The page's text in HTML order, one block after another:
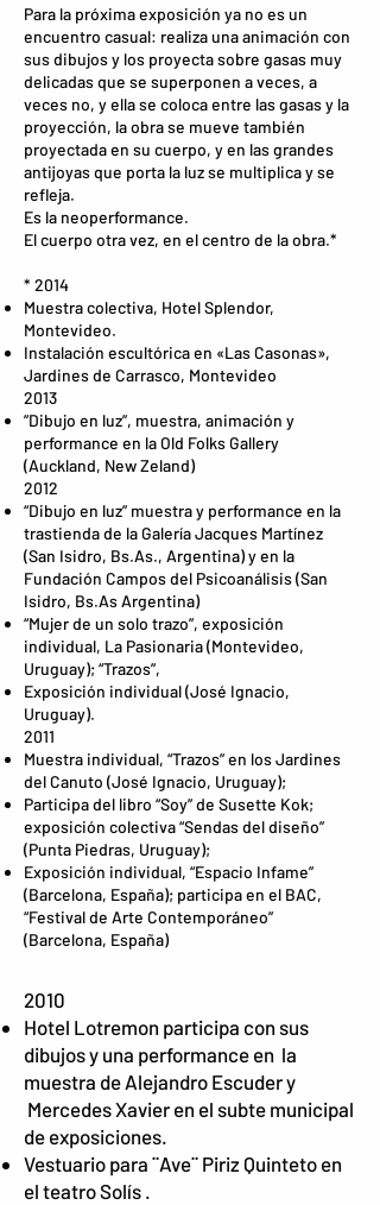
Para la próxima exposición ya no es un
encuentro casual: realiza una animación con
sus dibujos y los proyecta sobre gasas muy
delicadas que se superponen a veces, a
veces no, y ella se coloca entre las gasas y la
proyección, la obra se mueve también
proyectada en su cuerpo, y en las grandes
antijoyas que porta la luz se multiplica y se
refleja.
Es la neoperformance.
El cuerpo otra vez, en el centro de la obra.*
* 2014
Muestra colectiva, Hotel Splendor,
Montevideo.
Instalación escultórica en «Las Casonas»,
Jardines de Carrasco, Montevideo
2013
”Dibujo en luz”, muestra, animación y
performance en la Old Folks Gallery
(Auckland, New Zeland)
2012
“Dibujo en luz” muestra y performance en la
trastienda de la Galería Jacques Martínez
(San Isidro, Bs.As., Argentina) y en la
Fundación Campos del Psicoanálisis (San
Isidro, Bs.As Argentina)
“Mujer de un solo trazo”, exposición
individual, La Pasionaria (Montevideo,
Uruguay); “Trazos”,
Exposición individual (José Ignacio,
Uruguay).
2011
Muestra individual, “Trazos” en los Jardines
del Canuto (José Ignacio, Uruguay);
Participa del libro “Soy” de Susette Kok;
exposición colectiva “Sendas del diseño”
(Punta Piedras, Uruguay);
Exposición individual, “Espacio Infame”
(Barcelona, España); participa en el BAC,
“Festival de Arte Contemporáneo”
(Barcelona, España)
2010
Hotel Lotremon participa con sus
dibujos y una performance en la
muestra de Alejandro Escuder y
Mercedes Xavier en el subte municipal
de exposiciones.
Vestuario para ¨Ave¨ Piriz Quinteto en
el teatro Solís .